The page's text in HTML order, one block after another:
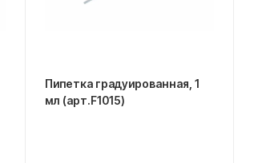
Пипетка градуированная, 1
мл (арт.F1015)